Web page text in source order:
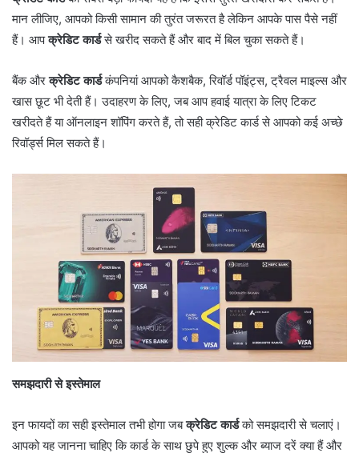
मान लीजिए, आपको किसी सामान की तुरंत जरूरत है लेकिन आपके पास पैसे नहीं
हैं। आपक्रेडिट कार्डसे खरीद सकते हैं और बाद में बिल चुका सकते हैं।
बैंक औरक्रेडिट कार्डकंपनियां आपको कैशबैक, रिवॉर्ड पॉइंट्स, ट्रैवल माइल्स और
खास छूट भी देती हैं। उदाहरण के लिए, जब आप हवाई यात्रा के लिए टिकट
खरीदते हैं या ऑनलाइन शॉपिंग करते हैं, तो सही क्रेडिट कार्ड से आपको कई अच्छे
रिवॉर्ड्स मिल सकते हैं।
समझदारी से इस्तेमाल
इन फायदों का सही इस्तेमाल तभी होगा जबक्रेडिट कार्डको समझदारी से चलाएं।
आपको यह जानना चाहिए कि कार्ड के साथ छुपे हुए शुल्क और ब्याज दरें क्या हैं और